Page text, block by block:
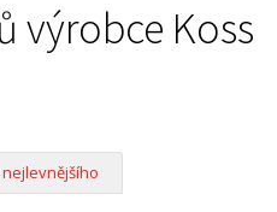
výrobce Koss